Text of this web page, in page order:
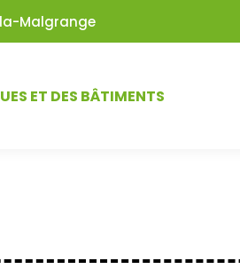
Malgrange
ET DES BÂTIMENTS